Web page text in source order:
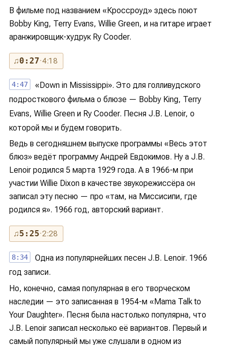
В фильме под названием «Кроссроуд» здесь поют
Bobby King, Terry Evans, Willie Green, и на гитаре играет
аранжировщик-худрук Ry Cooder.
♫0:27· 4:18
4:47
«Down in Mississippi». Это для голливудского
подросткового фильма о блюзе — Bobby King, Terry
Evans, Willie Green и Ry Cooder. Песня J.B. Lenoir, о
которой мы и будем говорить.
Ведь в сегодняшнем выпуске программы «Весь этот
блюз» ведёт программу Андрей Евдокимов. Ну а J.B.
Lenoir родился 5 марта 1929 года. А в 1966-м при
участии Willie Dixon в качестве звукорежиссёра он
записал эту песню — про «там, на Миссисипи, где
родился я». 1966 год, авторский вариант.
♫5:25· 2:28
8:34
Одна из популярнейших песен J.B. Lenoir. 1966
год записи.
Но, конечно, самая популярная в его творческом
наследии — это записанная в 1954-м «Mama Talk to
Your Daughter». Песня была настолько популярна, что
J.B. Lenoir записал несколько её вариантов. Первый и
самый популярный мы уже слушали в одном из